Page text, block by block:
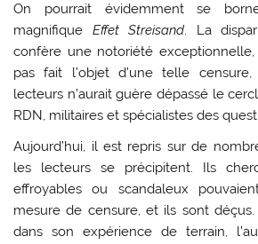
On pourrait évidemment se
magnifique Effet Streisand. La
confère une notoriété exceptionnelle,
pas fait l’objet d’une telle
lecteurs n’aurait guère dépassé le
RDN, militaires et spécialistes des
Aujourd’hui, il est repris sur de
les lecteurs se précipitent. Ils
effroyables ou scandaleux
mesure de censure, et ils sont
dans son expérience de terrain,